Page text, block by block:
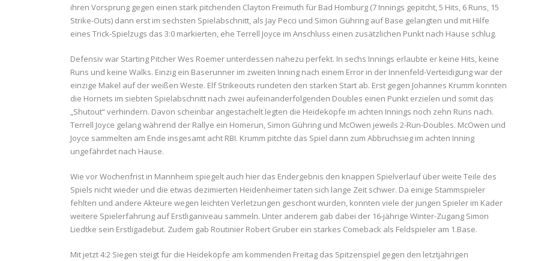
ihren Vorsprung gegen einen stark pitchenden Clayton Freimuth für Bad Homburg (7 Innings gepitcht, 5 Hits, 6 Runs, 15
Strike-Outs) dann erst im sechsten Spielabschnitt, als Jay Pecci und Simon Gühring auf Base gelangten und mit Hilfe
eines Trick-Spielzugs das 3:0 markierten, ehe Terrell Joyce im Anschluss einen zusätzlichen Punkt nach Hause schlug.
Defensiv war Starting Pitcher Wes Roemer unterdessen nahezu perfekt. In sechs Innings erlaubte er keine Hits, keine
Runs und keine Walks. Einzig ein Baserunner im zweiten Inning nach einem Error in der Innenfeld-Verteidigung war der
einzige Makel auf der weißen Weste. Elf Strikeouts rundeten den starken Start ab. Erst gegen Johannes Krumm konnten
die Hornets im siebten Spielabschnitt nach zwei aufeinanderfolgenden Doubles einen Punkt erzielen und somit das
„Shutout“ verhindern. Davon scheinbar angestachelt legten die Heideköpfe im achten Innings noch zehn Runs nach.
Terrell Joyce gelang während der Rallye ein Homerun, Simon Gühring und McOwen jeweils 2-Run-Doubles. McOwen und
Joyce sammelten am Ende insgesamt acht RBI. Krumm pitchte das Spiel dann zum Abbruchsieg im achten Inning
ungefährdet nach Hause.
Wie vor Wochenfrist in Mannheim spiegelt auch hier das Endergebnis den knappen Spielverlauf über weite Teile des
Spiels nicht wieder und die etwas dezimierten Heidenheimer taten sich lange Zeit schwer. Da einige Stammspieler
fehlten und andere Akteure wegen leichten Verletzungen geschont wurden, konnten viele der jungen Spieler im Kader
weitere Spielerfahrung auf Erstliganiveau sammeln. Unter anderem gab dabei der 16-jährige Winter-Zugang Simon
Liedtke sein Erstligadebut. Zudem gab Routinier Robert Gruber ein starkes Comeback als Feldspieler am 1.Base.
Mit jetzt 4:2 Siegen steigt für die Heideköpfe am kommenden Freitag das Spitzenspiel gegen den letztjährigen